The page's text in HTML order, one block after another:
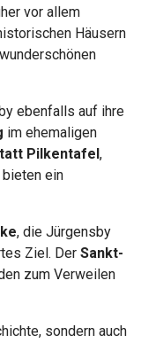
vor allem
Häusern
ebenfalls auf ihre
im ehemaligen
Pilkentafel,
ein
, die Jürgensby
Ziel. Der Sankt-
zum Verweilen
sondern auch